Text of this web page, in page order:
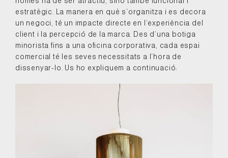
estratègic. La manera en què s’organitza i es decora
un negoci, té un impacte directe en l’experiència del
client i la percepció de la marca. Des d’una botiga
minorista fins a una oficina corporativa, cada espai
comercial té les seves necessitats a l’hora de
dissenyar-lo. Us ho expliquem a continuació: